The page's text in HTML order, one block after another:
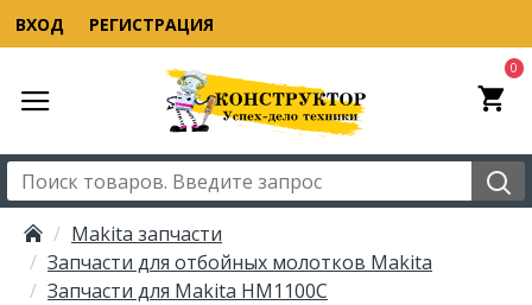
ВХОД РЕГИСТРАЦИЯ
0
Makita запчасти
Запчасти для отбойных молотков Makita
Запчасти для Makita HM1100C